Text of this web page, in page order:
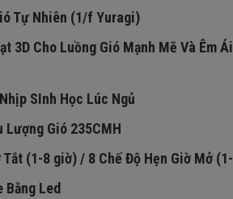
Tự Nhiên (1/f Yuragi)
3D Cho Luồng Gió Mạnh Mẽ Và Êm
SInh Học Lúc Ngủ
Gió 235CMH
(1-8 giờ) / 8 Chế Độ Hẹn Giờ Mở
Led